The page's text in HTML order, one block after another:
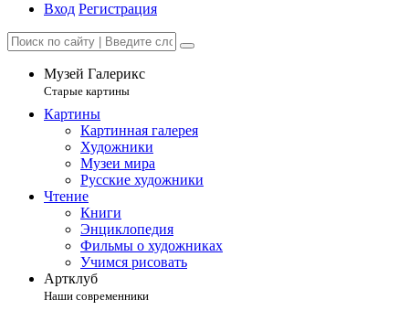
Вход Регистрация
Музей Галерикс
Старые картины
Картины
Картинная галерея
Художники
Музеи мира
Русские художники
Чтение
Книги
Энциклопедия
Фильмы о художниках
Учимся рисовать
Артклуб
Наши современники